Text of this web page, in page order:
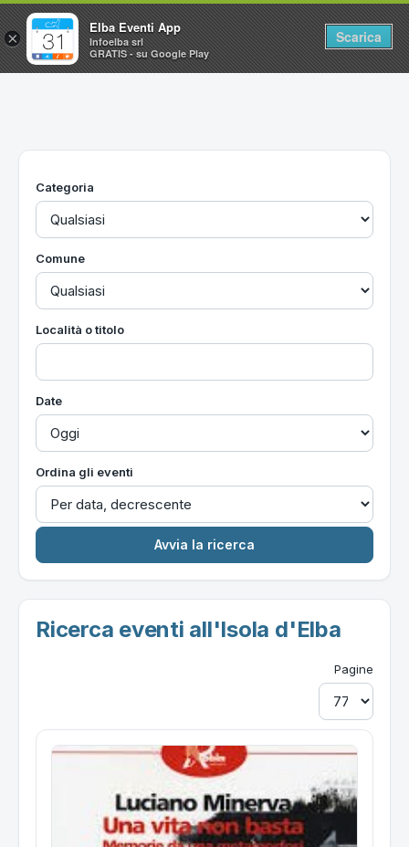
Home
Utilità
Categoria
Comune
Località o titolo
Date
Ordina gli eventi
Ricerca eventi all'Isola d'Elba
Pagine
×
Elba Eventi App
Infoelba srl
GRATIS - su Google Play
Scarica